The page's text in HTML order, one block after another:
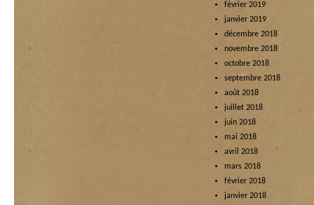
février 2019
janvier 2019
décembre 2018
novembre 2018
octobre 2018
septembre 2018
août 2018
juillet 2018
juin 2018
mai 2018
avril 2018
mars 2018
février 2018
janvier 2018